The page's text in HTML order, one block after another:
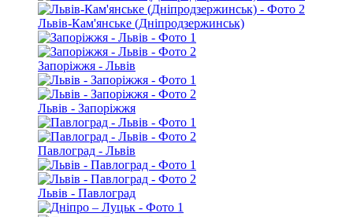
Львів-Кам'янське (Дніпродзержинськ)
Запоріжжя - Львів
Львів - Запоріжжя
Павлоград - Львів
Львів - Павлоград